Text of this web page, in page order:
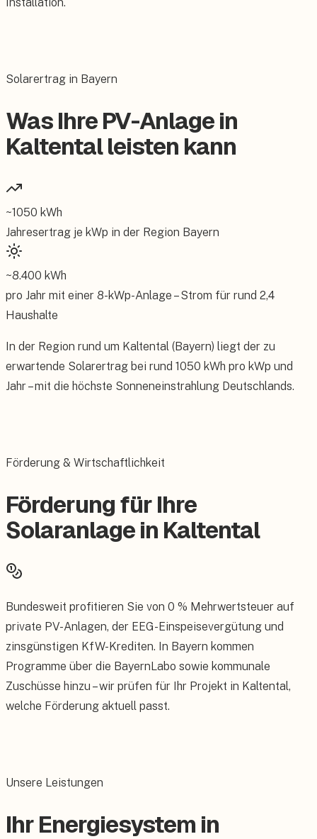
Solarertrag in Bayern
Was Ihre PV-Anlage in
Kaltental leisten kann
~1050 kWh
Jahresertrag je kWp in der Region Bayern
~8.400 kWh
pro Jahr mit einer 8-kWp-Anlage – Strom für rund 2,4
Haushalte
In der Region rund um Kaltental (Bayern) liegt der zu
erwartende Solarertrag bei rund 1050 kWh pro kWp und
Jahr – mit die höchste Sonneneinstrahlung Deutschlands.
Förderung & Wirtschaftlichkeit
Förderung für Ihre
Solaranlage in Kaltental
Bundesweit profitieren Sie von 0 % Mehrwertsteuer auf
private PV-Anlagen, der EEG-Einspeisevergütung und
zinsgünstigen KfW-Krediten. In Bayern kommen
Programme über die BayernLabo sowie kommunale
Zuschüsse hinzu – wir prüfen für Ihr Projekt in Kaltental,
welche Förderung aktuell passt.
Unsere Leistungen
Ihr Energiesystem in